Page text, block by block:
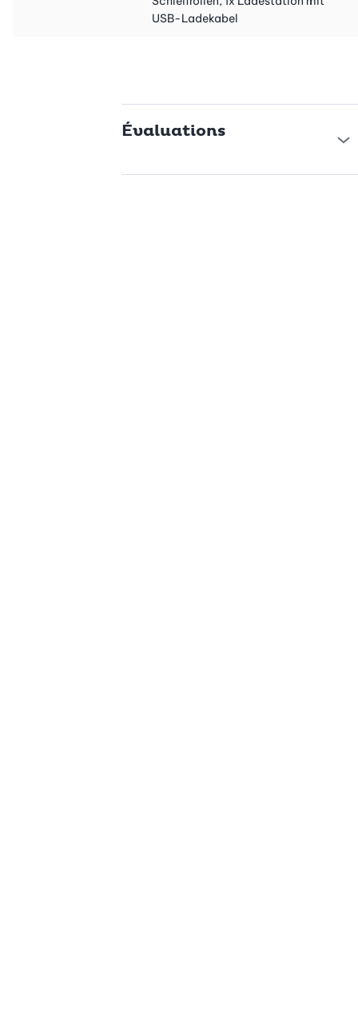
enrichissez votre routine bien-être !
USB-Ladekabel
Évaluations